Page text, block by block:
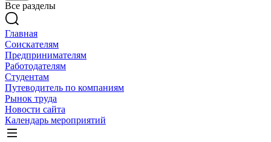
Все разделы
Главная
Соискателям
Предпринимателям
Работодателям
Студентам
Путеводитель по компаниям
Рынок труда
Новости сайта
Календарь мероприятий